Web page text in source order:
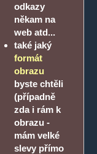
odkazy
někam na
web atd...
také jaký
formát
obrazu
byste chtěli
(případně
zda i rám k
obrazu -
mám velké
slevy přímo